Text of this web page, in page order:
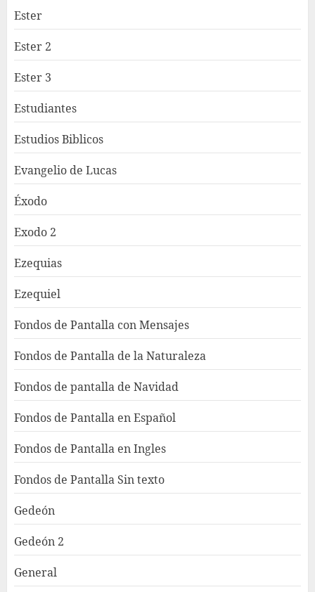
Ester
Ester 2
Ester 3
Estudiantes
Estudios Biblicos
Evangelio de Lucas
Éxodo
Exodo 2
Ezequias
Ezequiel
Fondos de Pantalla con Mensajes
Fondos de Pantalla de la Naturaleza
Fondos de pantalla de Navidad
Fondos de Pantalla en Español
Fondos de Pantalla en Ingles
Fondos de Pantalla Sin texto
Gedeón
Gedeón 2
General